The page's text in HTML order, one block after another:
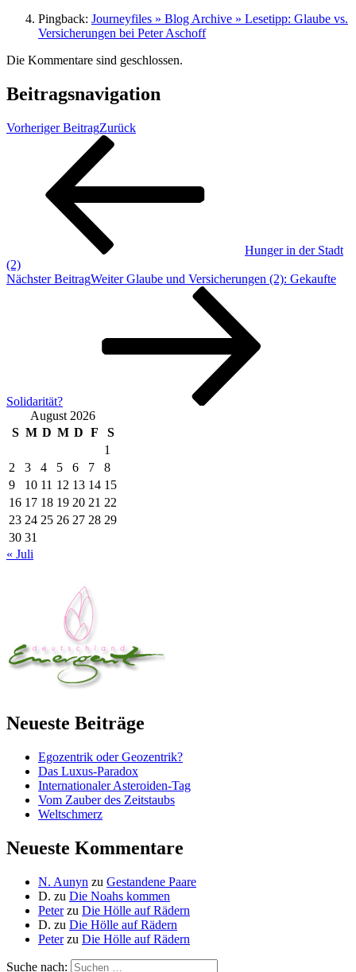
Pingback: Journeyfiles » Blog Archive » Lesetipp: Glaube vs.
Versicherungen bei Peter Aschoff
Die Kommentare sind geschlossen.
Beitragsnavigation
Vorheriger BeitragZurück
Hunger in der Stadt
(2)
Nächster BeitragWeiter Glaube und Versicherungen (2): Gekaufte
Solidarität?
August 2026
S M D M D F
S
1
2
3 4 5 6 7
8
9
10 11 12 13 14 15
16 17 18 19 20 21 22
23 24 25 26 27 28 29
30 31
« Juli
Neueste Beiträge
Egozentrik oder Geozentrik?
Das Luxus-Paradox
Internationaler Asteroiden-Tag
Vom Zauber des Zeitstaubs
Weltschmerz
Neueste Kommentare
N. Aunyn zu Gestandene Paare
D. zu Die Noahs kommen
Peterzu Die Hölle auf Rädern
D. zu Die Hölle auf Rädern
Peterzu Die Hölle auf Rädern
Suche nach: